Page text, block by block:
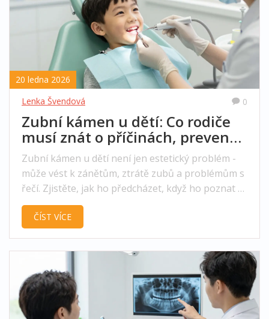
20 ledna 2026
Lenka Švendová
0
Zubní kámen u dětí: Co rodiče
musí znát o příčinách, prevenci
a léčbě
Zubní kámen u dětí není jen estetický problém -
může vést k zánětům, ztrátě zubů a problémům s
řečí. Zjistěte, jak ho předcházet, když ho poznat a
proč je důležité ho nechat odstranit u lékaře.
ČÍST VÍCE